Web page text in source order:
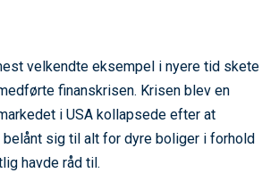
velkendte eksempel i nyere tid skete
finanskrisen. Krisen blev en
i USA kollapsede efter at
belånt sig til alt for dyre boliger i forhold
havde råd til.